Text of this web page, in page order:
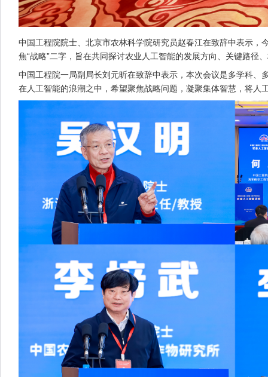
中国工程院院士、北京市农林科学院研究员赵春江在致辞中表示
焦“战略”二字，旨在共同探讨农业人工智能的发展方向、关键路径
中国工程院一局副局长刘元昕在致辞中表示，本次会议是多学科
在人工智能的浪潮之中，希望聚焦战略问题，凝聚集体智慧，将人